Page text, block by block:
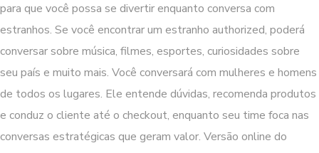
para que você possa se divertir enquanto conversa com
estranhos. Se você encontrar um estranho authorized, poderá
conversar sobre música, filmes, esportes, curiosidades sobre
seu país e muito mais. Você conversará com mulheres e homens
de todos os lugares. Ele entende dúvidas, recomenda produtos
e conduz o cliente até o checkout, enquanto seu time foca nas
conversas estratégicas que geram valor. Versão online do